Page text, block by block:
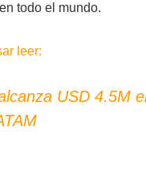
todo el mundo.
leer:
USD 4.5M